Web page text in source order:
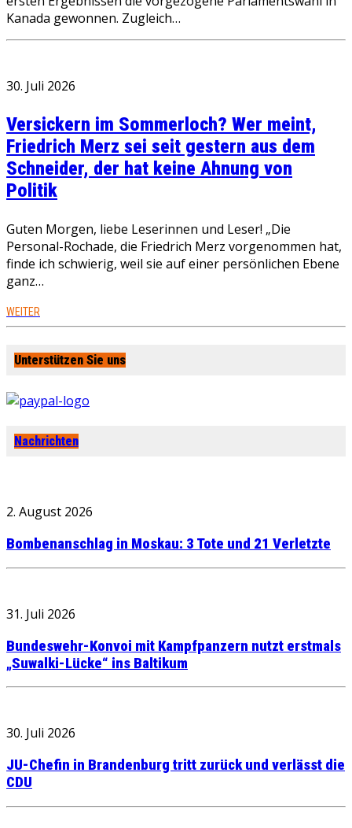
Kanada gewonnen. Zugleich…
30. Juli 2026
Versickern im Sommerloch? Wer meint,
Friedrich Merz sei seit gestern aus dem
Schneider, der hat keine Ahnung von
Politik
Guten Morgen, liebe Leserinnen und Leser! „Die
Personal-Rochade, die Friedrich Merz vorgenommen hat,
finde ich schwierig, weil sie auf einer persönlichen Ebene
ganz…
WEITER
Unterstützen Sie uns
Nachrichten
2. August 2026
Bombenanschlag in Moskau: 3 Tote und 21 Verletzte
31. Juli 2026
Bundeswehr-Konvoi mit Kampfpanzern nutzt erstmals
„Suwalki-Lücke“ ins Baltikum
30. Juli 2026
JU-Chefin in Brandenburg tritt zurück und verlässt die
CDU